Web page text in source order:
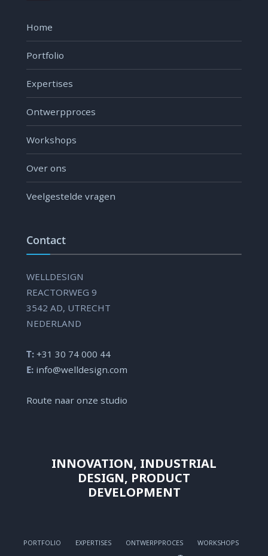
Home
Portfolio
Expertises
Ontwerpproces
Workshops
Over ons
Veelgestelde vragen
Contact
WELLDESIGN
REACTORWEG 9
3542 AD, UTRECHT
NEDERLAND
T: +31 30 74 000 44
E: info@welldesign.com
Route naar onze studio
INNOVATION, INDUSTRIAL
DESIGN, PRODUCT
DEVELOPMENT
PORTFOLIO EXPERTISES ONTWERPPROCES
WORKSHOPS